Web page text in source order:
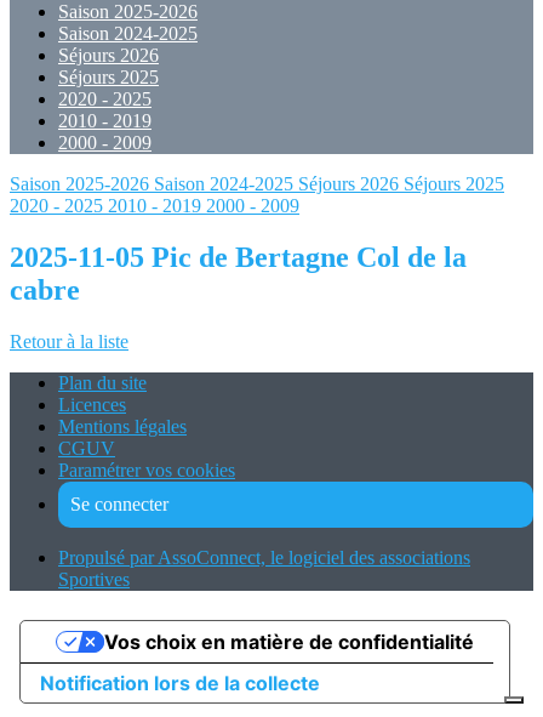
Saison 2025-2026
Saison 2024-2025
Séjours 2026
Séjours 2025
2020 - 2025
2010 - 2019
2000 - 2009
Saison 2025-2026 Saison 2024-2025 Séjours 2026 Séjours 2025
2020 - 2025 2010 - 2019 2000 - 2009
2025-11-05 Pic de Bertagne Col de la
cabre
Retour à la liste
Plan du site
Licences
Mentions légales
CGUV
Paramétrer vos cookies
Se connecter
Propulsé par AssoConnect, le logiciel des associations
Sportives
Notification lors de la collecte
Vos choix en matière de confidentialité